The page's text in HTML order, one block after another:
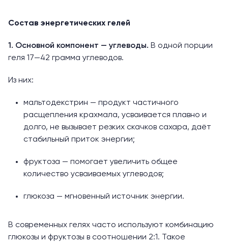
Состав энергетических гелей
1. Основной компонент — углеводы. В одной порции
геля 17—42 грамма углеводов.
Из них:
мальтодекстрин — продукт частичного
расщепления крахмала, усваивается плавно и
долго, не вызывает резких скачков сахара, даёт
стабильный приток энергии;
фруктоза — помогает увеличить общее
количество усваиваемых углеводов;
глюкоза — мгновенный источник энергии.
В современных гелях часто используют комбинацию
глюкозы и фруктозы в соотношении 2:1. Такое